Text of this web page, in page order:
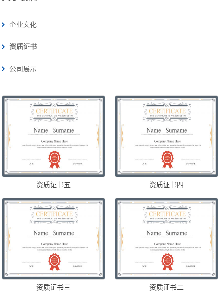
企业文化
资质证书
公司展示
资质证书五 资质证书四
资质证书三 资质证书二